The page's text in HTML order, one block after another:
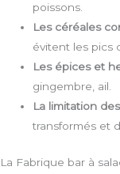
poissons.
Les céréales
évitent les pics
Les épices et
gingembre, ail.
La limitation
transformés et
La Fabrique bar à